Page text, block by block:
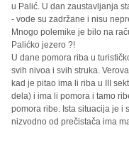
u Palić. U dan zaustavljanja
- vode su zadržane i nisu
Mnogo polemike je bilo na
Palićko jezero ?!
U dane pomora riba u
svih nivoa i svih struka.
kad je pitao ima li riba u III
dela) i ima li pomora i tamo
pomora ribe. Ista situacija je i
nizvodno od prečistača ima